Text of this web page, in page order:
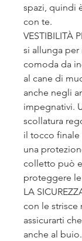
spazi, quindi
con te.
VESTIBILITÀ
si allunga per
comoda da
al cane di
anche negli
impegnativi.
scollatura
il tocco finale
una
colletto può
proteggere
LA
con le
assicurarti
anche al buio.